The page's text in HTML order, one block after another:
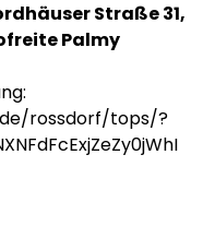
Straße 31,
Palmy
rossdorf/tops/?